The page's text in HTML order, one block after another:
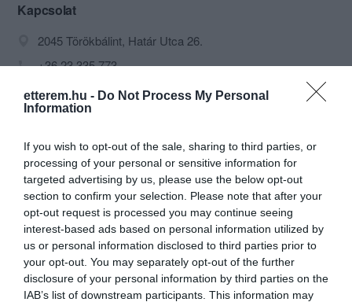
etterem.hu - Do Not Process My Personal
Information
If you wish to opt-out of the sale, sharing to third parties, or
processing of your personal or sensitive information for
targeted advertising by us, please use the below opt-out
section to confirm your selection. Please note that after your
opt-out request is processed you may continue seeing
interest-based ads based on personal information utilized by
us or personal information disclosed to third parties prior to
your opt-out. You may separately opt-out of the further
disclosure of your personal information by third parties on the
IAB’s list of downstream participants. This information may
Kapcsolat
2045 Törökbálint, Határ Utca 26.
+36 23 335 773
info@lovagkiraly.hu
http://www.lovagkiraly.hu
Probléma jelentése Te vagy a tulajdonos?